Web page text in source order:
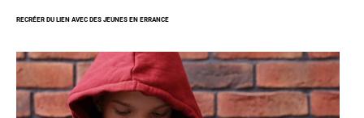
RECRÉER DU LIEN AVEC DES JEUNES EN ERRANCE